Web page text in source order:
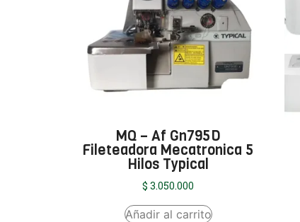
MQ – Af Gn795D
Fileteadora Mecatronica 5
Hilos Typical
$ 3.050.000
Añadir al carrito